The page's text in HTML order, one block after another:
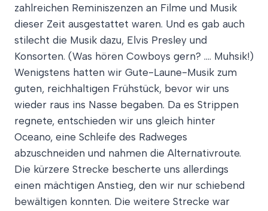
zahlreichen Reminiszenzen an Filme und Musik
dieser Zeit ausgestattet waren. Und es gab auch
stilecht die Musik dazu, Elvis Presley und
Konsorten. (Was hören Cowboys gern? …. Muhsik!)
Wenigstens hatten wir Gute-Laune-Musik zum
guten, reichhaltigen Frühstück, bevor wir uns
wieder raus ins Nasse begaben. Da es Strippen
regnete, entschieden wir uns gleich hinter
Oceano, eine Schleife des Radweges
abzuschneiden und nahmen die Alternativroute.
Die kürzere Strecke bescherte uns allerdings
einen mächtigen Anstieg, den wir nur schiebend
bewältigen konnten. Die weitere Strecke war